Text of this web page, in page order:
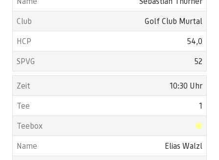
Golf Club Murtal
54,0
52
10:30 Uhr
1
Elias Walzl